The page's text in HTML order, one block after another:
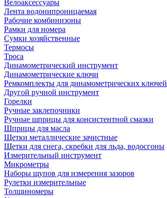
Велоаксессуары
Лента водонипроницаемая
Рабочие комбинизоны
Рамки для номера
Сумки хозяйственные
Термосы
Троса
Динамометрический инструмент
Динамометрические ключи
Ремкомплекты для динамометрических ключей
Другой ручной инструмент
Горелки
Ручные заклепочники
Ручные шприцы для консистентной смазки
Шприцы для масла
Щетки металлические зачистные
Щетки для снега, скребки для льда, водосгоны
Измерительный инструмент
Микрометры
Наборы щупов для измерения зазоров
Рулетки измерительные
Толщиномеры